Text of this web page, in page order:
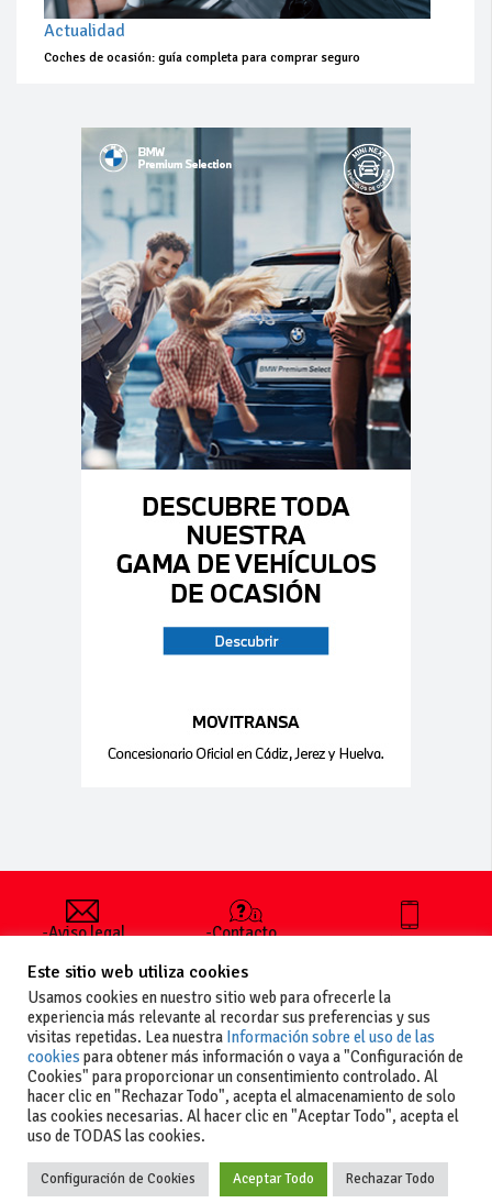
Actualidad
Coches de ocasión: guía completa para comprar seguro
-Aviso legal
generales
de uso
-Política de
privacidad
-Política de
cookies
-Contacto
publicar un
anuncio
-Vende+
+34 627 35
Copyright La guia del motor
Este sitio web utiliza cookies
Usamos cookies en nuestro sitio web para ofrecerle la
experiencia más relevante al recordar sus preferencias y sus
visitas repetidas. Lea nuestra Información sobre el uso de las
cookies para obtener más información o vaya a "Configuración de
Cookies" para proporcionar un consentimiento controlado. Al
hacer clic en "Rechazar Todo", acepta el almacenamiento de solo
las cookies necesarias. Al hacer clic en "Aceptar Todo", acepta el
uso de TODAS las cookies.
Configuración de Cookies Aceptar Todo Rechazar Todo